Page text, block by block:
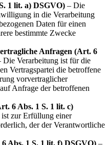
1 lit. a) DSGVO) – Die
in die Verarbeitung
Daten für einen
bestimmte Zwecke
Anfragen (Art. 6
Die Verarbeitung ist für die
Vertragspartei die betroffene
vorvertraglicher
Anfrage der betroffenen
6 Abs. 1 S. 1 lit. c)
zur Erfüllung einer
der der Verantwortliche
Abs. 1 S. 1 lit. f) DSGVO) –